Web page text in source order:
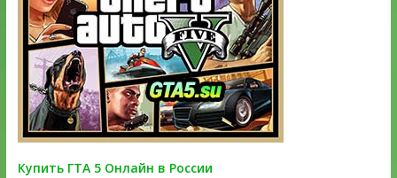
Купить ГТА 5 Онлайн в России